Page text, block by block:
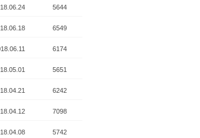
5644
6549
6174
5651
6242
7098
5742